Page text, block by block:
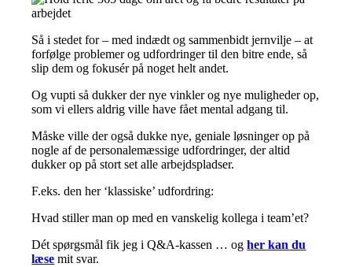
Så i stedet for – med indædt og sammenbidt jernvilje – at
forfølge problemer og udfordringer til den bitre ende, så
slip dem og fokusér på noget helt andet.
Og vupti så dukker der nye vinkler og nye muligheder op,
som vi ellers aldrig ville have fået mental adgang til.
Måske ville der også dukke nye, geniale løsninger op på
nogle af de personalemæssige udfordringer, der altid
dukker op på stort set alle arbejdspladser.
F.eks. den her ‘klassiske’ udfordring:
Hvad stiller man op med en vanskelig kollega i team’et?
Dét spørgsmål fik jeg i Q&A-kassen … ogher kan du
læse mit svar.